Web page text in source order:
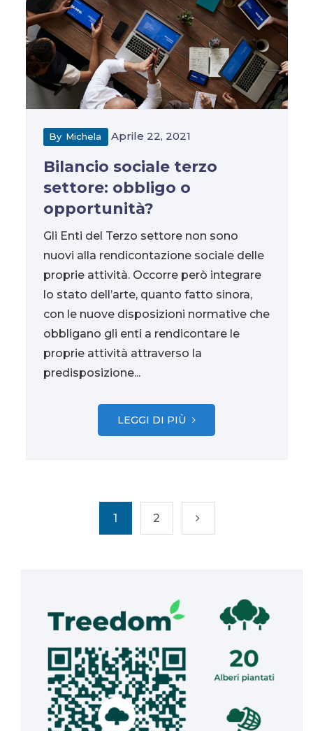
By Michela Aprile 22, 2021
Bilancio sociale terzo
settore: obbligo o
opportunità?
Gli Enti del Terzo settore non sono
nuovi alla rendicontazione sociale delle
proprie attività. Occorre però integrare
lo stato dell’arte, quanto fatto sinora,
con le nuove disposizioni normative che
obbligano gli enti a rendicontare le
proprie attività attraverso la
predisposizione...
LEGGI DI PIÙ
1 2